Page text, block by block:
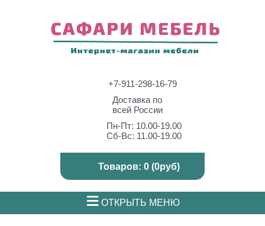
+7-911-298-16-79
Доставка по
всей России
Пн-Пт: 10.00-19.00
Сб-Вс: 11.00-19.00
Товаров: 0 (0руб)
≡ ОТКРЫТЬ МЕНЮ